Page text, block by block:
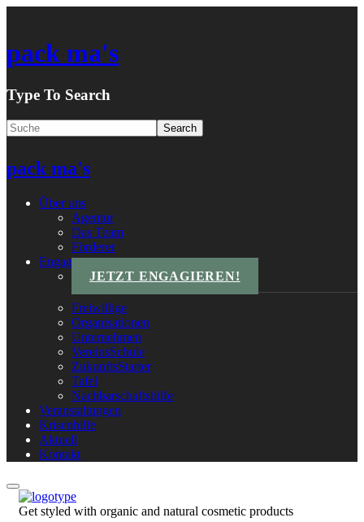
pack ma's
Type To Search
pack ma's
Über uns
Agentur
Das Team
Förderer
Engagements
JETZT ENGAGIEREN!
Freiwillige
Organisationen
Unternehmen
VereinsSchule
ZukunftsStarter
Tafel
Nachbarschaftshilfe
Veranstaltungen
Krisenhilfe
Aktuell
Kontakt
Get styled with organic and natural cosmetic products